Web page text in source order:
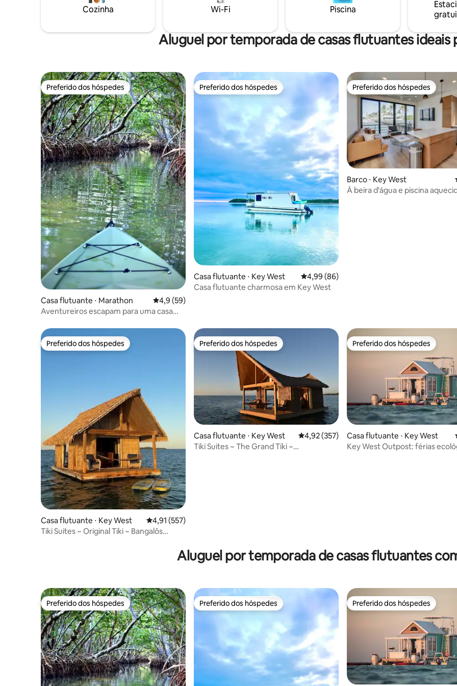
coisa! Roxie tem uma Keurig, cápsulas de
café, pão, geleia de manteiga de
permitido cozinhar, mas você pode levar
comida, cerveja/bebidas/vinho. 🛥️🌴🎣
Cozinha Wi-Fi Piscina
Aluguel por temporada de casas flutuantes ideais
Preferido dos hóspedes
Preferido dos hóspedes
Casa flutuante ⋅ Marathon 4,9 de uma avaliação média de 5, 59 avaliações
4,9 (59)
Aventureiros escapam para uma casa
Preferido dos hóspedes
Preferido dos hóspedes
Casa flutuante ⋅ Key West 4,99 de uma avaliação média de 5, 86
4,99 (86)
Casa flutuante charmosa em Key West
Preferido dos hóspedes
Preferido dos hóspedes
Barco ⋅ Key West
À beira d'água e piscina
Preferido dos hóspedes
Preferido dos hóspedes
Casa flutuante ⋅ Key West 4,91 de uma avaliação média de 5, 557 avaliações
4,91 (557)
Tiki Suites ~ Original Tiki ~ Bangalôs
Preferido dos hóspedes
Preferido dos hóspedes
Casa flutuante ⋅ Key West 4,92 de uma avaliação média de 5, 357
4,92 (357)
Tiki Suites ~ The Grand Tiki ~
Preferido dos hóspedes
Preferido dos hóspedes
Casa flutuante ⋅ Key West
Key West Outpost: férias
Aluguel por temporada de casas flutuantes
Preferido dos hóspedes
Preferido dos hóspedes Preferido dos hóspedes
Preferido dos hóspedes Preferido dos hóspedes
Preferido dos hóspedes